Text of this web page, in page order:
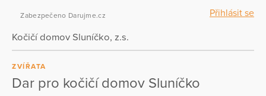
Přihlásit se
Zabezpečeno Darujme.cz
Kočičí domov Sluníčko, z.s.
ZVÍŘATA
Dar pro kočičí domov Sluníčko